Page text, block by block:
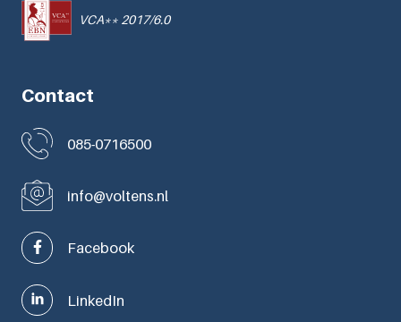
VCA** 2017/6.0
Contact
085-0716500
info@voltens.nl
Facebook
LinkedIn